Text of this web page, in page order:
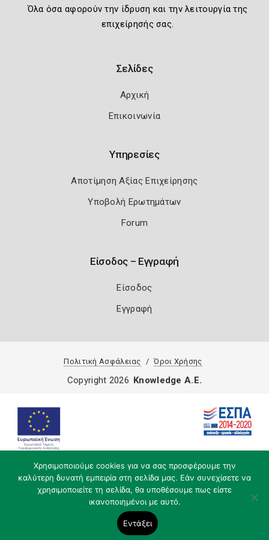
Όλα όσα αφορούν την ίδρυση και την λειτουργία της
επιχείρησής σας.
Σελίδες
Αρχική
Επικοινωνία
Υπηρεσίες
Αποτίμηση Αξίας Επιχείρησης
Υποβολή Ερωτημάτων
Forum
Είσοδος – Εγγραφή
Είσοδος
Εγγραφή
Πολιτική Ασφάλειας Όροι Χρήσης
Χρησιμοποιούμε cookies για να σας προσφέρουμε την
καλύτερη δυνατή εμπειρία στη σελίδα μας. Εάν συνεχίσετε να
χρησιμοποιείτε τη σελίδα, θα υποθέσουμε πως είστε
ικανοποιημένοι με αυτό.
Εντάξει
Copyright 2026 Knowledge A.E.